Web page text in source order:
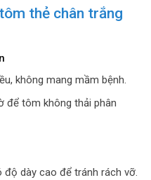
thẻ chân trắng
không mang mầm bệnh.
để tôm không thải phân
độ dày cao để tránh rách vỡ.